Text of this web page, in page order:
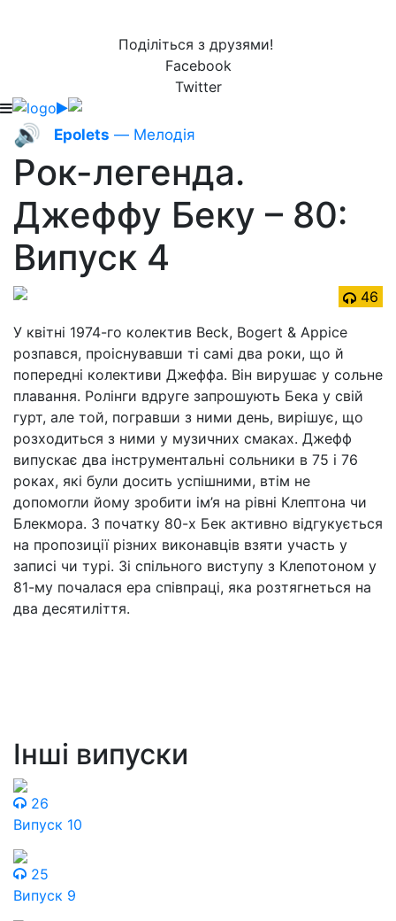
Поділіться з друзями!
Facebook
Twitter
🔊 Epolets — Мелодія
Рок-легенда.
Джеффу Беку – 80:
Випуск 4
46
У квітні 1974-го колектив Beck, Bogert & Appice
розпався, проіснувавши ті самі два роки, що й
попередні колективи Джеффа. Він вирушає у сольне
плавання. Ролінги вдруге запрошують Бека у свій
гурт, але той, погравши з ними день, вирішує, що
розходиться з ними у музичних смаках. Джефф
випускає два інструментальні сольники в 75 і 76
роках, які були досить успішними, втім не
допомогли йому зробити ім’я на рівні Клептона чи
Блекмора. З початку 80-х Бек активно відгукується
на пропозиції різних виконавців взяти участь у
записі чи турі. Зі спільного виступу з Клепотоном у
81-му почалася ера співпраці, яка розтягнеться на
два десятиліття.
Інші випуски
26
Випуск 10
25
Випуск 9